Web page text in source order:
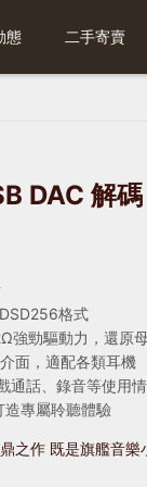
態 二手寄賣
DAC 解
格式
強勁驅動力，還原
面，適配各類耳機
通話、錄音等使用
造專屬聆聽體驗
之作 既是旗艦音